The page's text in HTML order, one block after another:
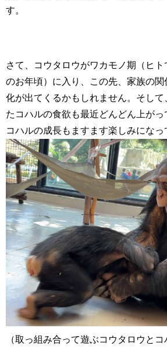
す。
さて、コウタロウがワカモノ期（ヒ
のお年頃）に入り、この先、家族の
化が出てくるかもしれません。そし
たコハルの食欲も最近どんどん上がっ
コハルの成長もますます楽しみになっ
（取っ組み合って遊ぶコウタロウとコ